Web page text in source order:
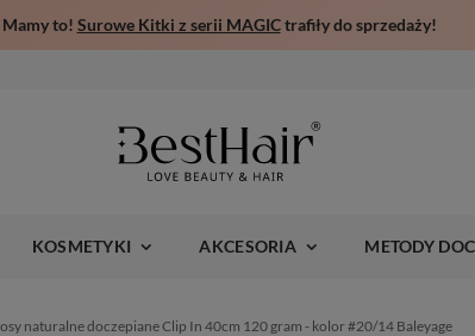
Mamy to! Surowe Kitki z serii MAGICtrafiły do sprzedaży!
KOSMETYKI AKCESORIA METODY
naturalne doczepiane Clip In 40cm 120 gram - kolor #20/14 Baleyage